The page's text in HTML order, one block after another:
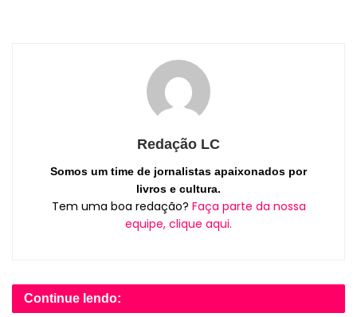
Redação LC
Somos um time de jornalistas apaixonados por
livros e cultura.
Tem uma boa redação? Faça parte da nossa
equipe, clique aqui.
Continue lendo: